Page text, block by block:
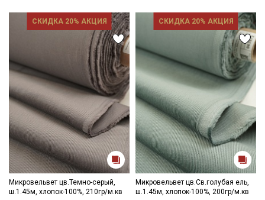
СКИДКА 20% АКЦИЯ
Микровельвет цв.Темно-серый,
ш.1.45м, хлопок-100%, 210гр/м.кв
СКИДКА 20% АКЦИЯ
Микровельвет цв.Св.голубая ель,
ш.1.45м, хлопок-100%, 200гр/м.кв